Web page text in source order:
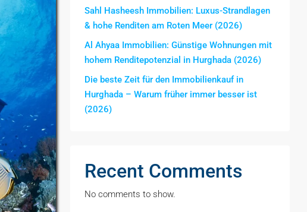
Sahl Hasheesh Immobilien: Luxus-Strandlagen
& hohe Renditen am Roten Meer (2026)
Al Ahyaa Immobilien: Günstige Wohnungen mit
hohem Renditepotenzial in Hurghada (2026)
Die beste Zeit für den Immobilienkauf in
Hurghada – Warum früher immer besser ist
(2026)
Recent Comments
No comments to show.